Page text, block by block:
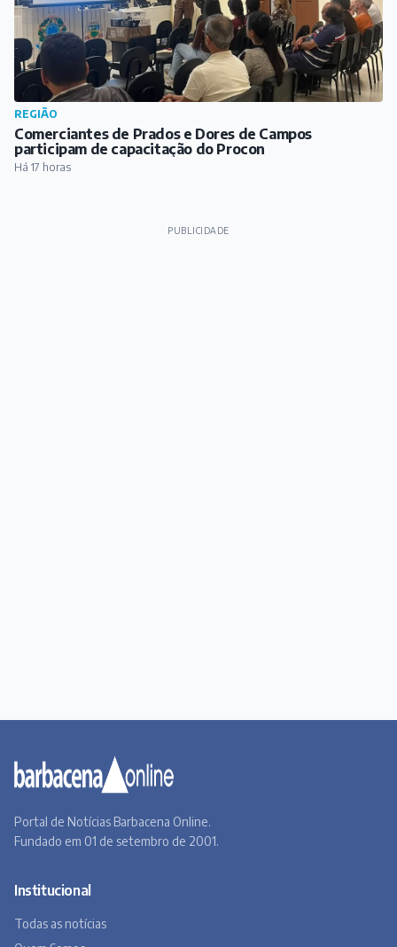
Barbacena, um lugar a Beira do Caminho
Museu Virtual